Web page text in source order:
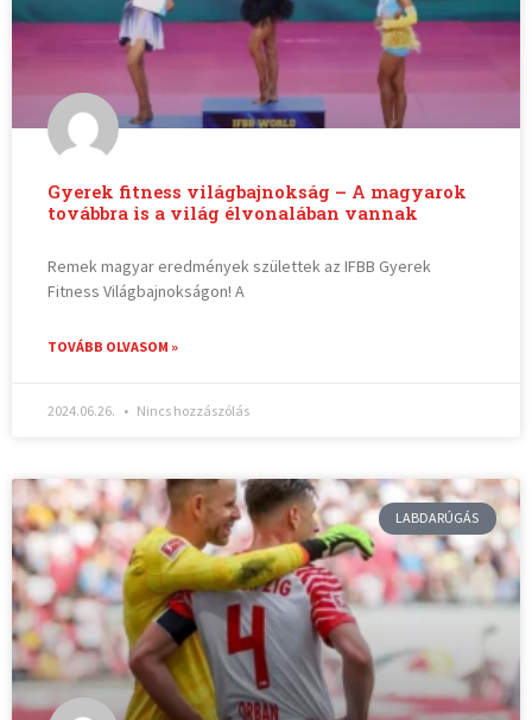
Gyerek fitness világbajnokság – A magyarok
továbbra is a világ élvonalában vannak
Remek magyar eredmények születtek az IFBB Gyerek
Fitness Világbajnokságon! A
TOVÁBB OLVASOM »
2024.06.26. Nincs hozzászólás
LABDARÚGÁS